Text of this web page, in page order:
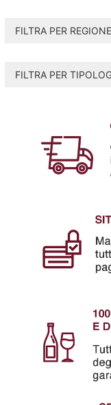
FILTRA PER REGIONE
FILTRA PER